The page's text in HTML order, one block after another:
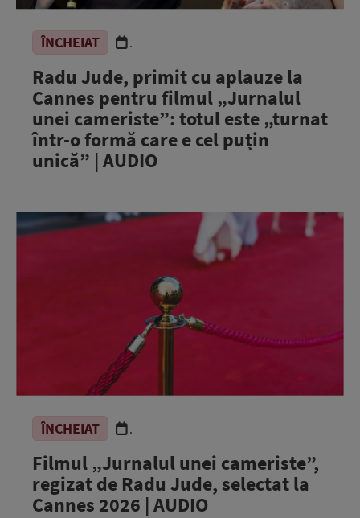
ÎNCHEIAT .
Radu Jude, primit cu aplauze la
Cannes pentru filmul „Jurnalul
unei cameriste”: totul este „turnat
într-o formă care e cel puțin
unică” | AUDIO
ÎNCHEIAT .
Filmul „Jurnalul unei cameriste”,
regizat de Radu Jude, selectat la
Cannes 2026 | AUDIO